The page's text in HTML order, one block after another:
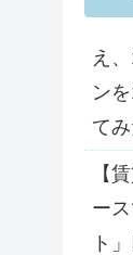
え
ン
て
【
ー
ト